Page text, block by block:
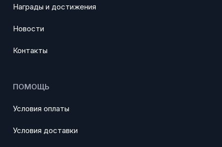
Награды и достижения
Новости
Контакты
ПОМОЩЬ
Условия оплаты
Условия доставки